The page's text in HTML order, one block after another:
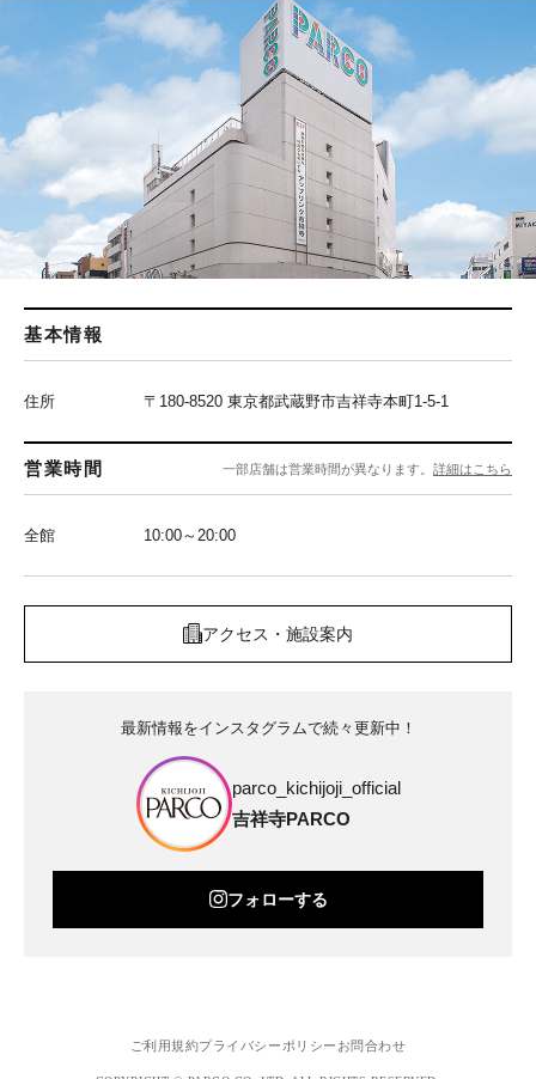
基本情報
住所 〒180-8520 東京都武蔵野市吉祥寺本町1-5-1
営業時間 一部店舗は営業時間が異なります。 詳細はこちら
全館 10:00～20:00
アクセス・施設案内
最新情報をインスタグラムで続々更新中！
parco_kichijoji_official
吉祥寺PARCO
フォローする
ご利用規約プライバシーポリシー お問合わせ